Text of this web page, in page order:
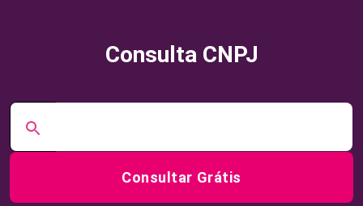
Consulta CNPJ
Consultar Grátis